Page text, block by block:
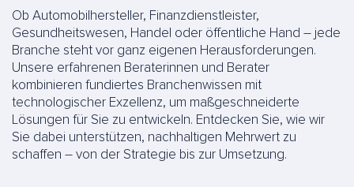
Ob Automobilhersteller, Finanzdienstleister,
Gesundheitswesen, Handel oder öffentliche Hand – jede
Branche steht vor ganz eigenen Herausforderungen.
Unsere erfahrenen Beraterinnen und Berater
kombinieren fundiertes Branchenwissen mit
technologischer Exzellenz, um maßgeschneiderte
Lösungen für Sie zu entwickeln. Entdecken Sie, wie wir
Sie dabei unterstützen, nachhaltigen Mehrwert zu
schaffen – von der Strategie bis zur Umsetzung.